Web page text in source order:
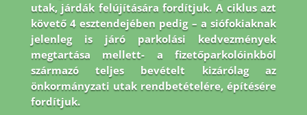
utak, járdák felújítására fordítjuk. A ciklus azt
követő 4 esztendejében pedig – a siófokiaknak
jelenleg is járó parkolási kedvezmények
megtartása mellett- a fizetőparkolóinkból
származó teljes bevételt kizárólag az
önkormányzati utak rendbetételére, építésére
fordítjuk.